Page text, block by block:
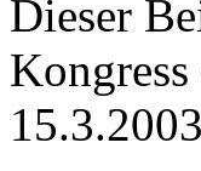
Dieser